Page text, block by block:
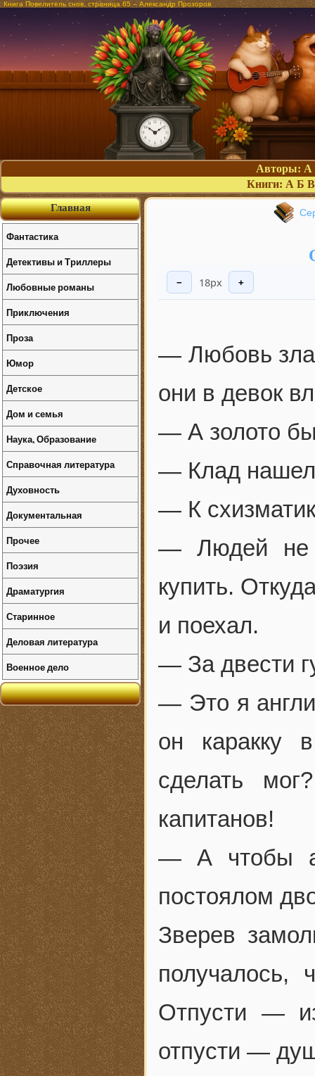
Книга Повелитель снов, страница 65 – Александр Прозоров
Авторы: А
Книги: А Б В
− 18px +
— Любовь
они в девок
— А золото
— Клад
— К
— Людей не
купить.
и поехал.
— За двести
— Это я
он каракку
сделать
капитанов!
— А чтобы
постоялом
Зверев
Отпусти —
отпусти —
Главная
Фантастика
Детективы и Триллеры
Любовные романы
Приключения
Проза
Юмор
Детское
Дом и семья
Наука, Образование
Справочная литература
Духовность
Документальная
Прочее
Поэзия
Драматургия
Старинное
Деловая литература
Военное дело